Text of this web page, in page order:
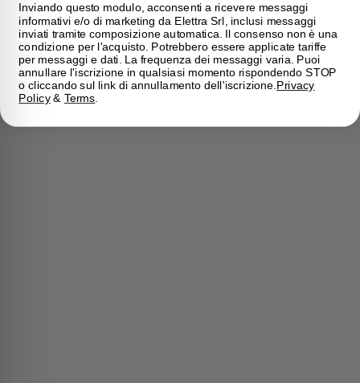
Inviando questo modulo, acconsenti a ricevere messaggi
informativi e/o di marketing da Elettra Srl, inclusi messaggi
inviati tramite composizione automatica. Il consenso non è una
condizione per l'acquisto. Potrebbero essere applicate tariffe
per messaggi e dati. La frequenza dei messaggi varia. Puoi
annullare l'iscrizione in qualsiasi momento rispondendo STOP
o cliccando sul link di annullamento dell'iscrizione. Privacy
Policy& Terms